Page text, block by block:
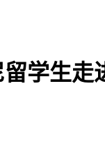
学生